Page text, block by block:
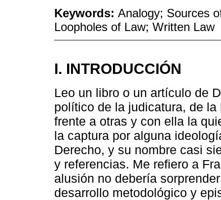
Keywords: Analogy; Sources
Loopholes of Law; Written Law
I. INTRODUCCIÓN
Leo un libro o un artículo de
político de la judicatura, de
frente a otras y con ella la
la captura por alguna
Derecho, y su nombre casi
y referencias. Me refiero a
alusión no debería
desarrollo metodológico y